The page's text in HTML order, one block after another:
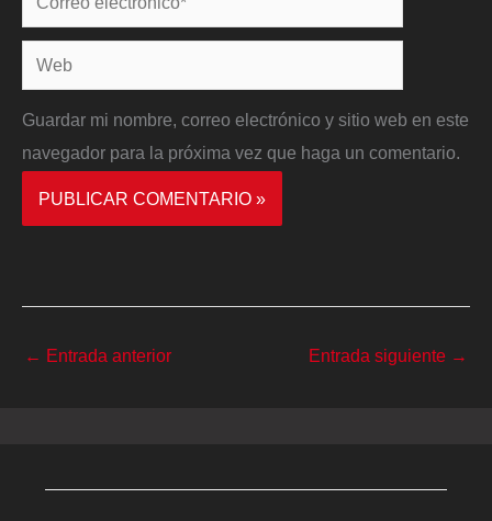
electrónico*
Web
Guardar mi nombre, correo electrónico y sitio web en este
navegador para la próxima vez que haga un comentario.
← Entrada anterior Entrada siguiente →